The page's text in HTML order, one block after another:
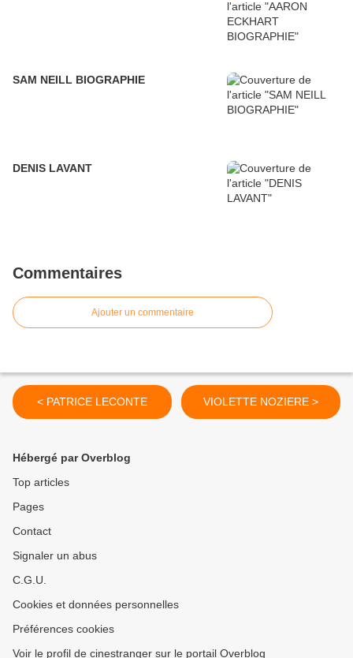
SAM NEILL BIOGRAPHIE
DENIS LAVANT
Commentaires
Ajouter un commentaire
< PATRICE LECONTE VIOLETTE NOZIERE >
Hébergé par Overblog
Top articles
Pages
Contact
Signaler un abus
C.G.U.
Cookies et données personnelles
Préférences cookies
Voir le profil de cinestranger sur le portail Overblog